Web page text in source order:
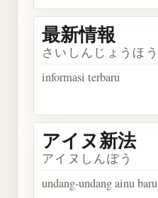
最新情報
さいしんじょうほう
informasi terbaru
アイヌ新法
アイヌしんぽう
undang-undang ainu baru